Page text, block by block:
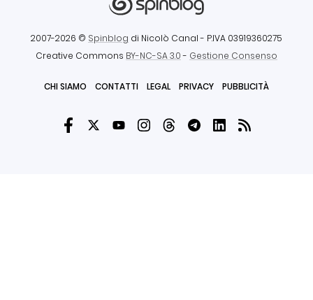
2007-2026 © Spinblog di Nicolò Canal - P.IVA 03919360275
Creative Commons BY-NC-SA 3.0- Gestione Consenso
CHI SIAMO CONTATTI LEGAL PRIVACY PUBBLICITÀ